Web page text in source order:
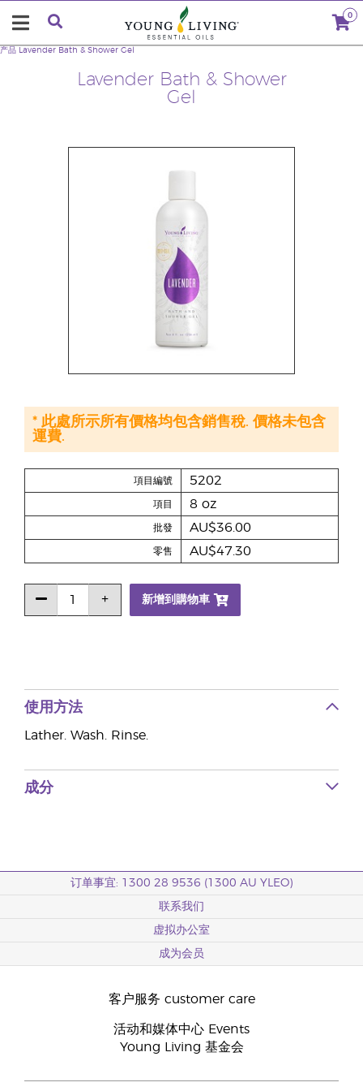
0
Lavender Bath & Shower
Gel
产品 Lavender Bath & Shower Gel
項目編號 5202
項目 8 oz
批發 AU$36.00
零售 AU$47.30
新增到購物車
* 此處所示所有價格均包含銷售稅. 價格未包含
運費.
使用方法
Lather. Wash. Rinse.
成分
订单事宜: 1300 28 9536 (1300 AU YLEO)
联系我们
虚拟办公室
成为会员
客户服务 customer care
活动和媒体中心 Events
Young Living 基金会